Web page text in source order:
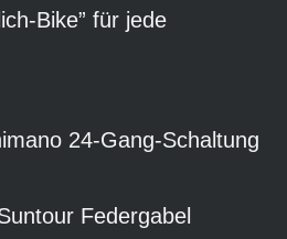
Bike” für jede
24-Gang-Schaltung
Federgabel